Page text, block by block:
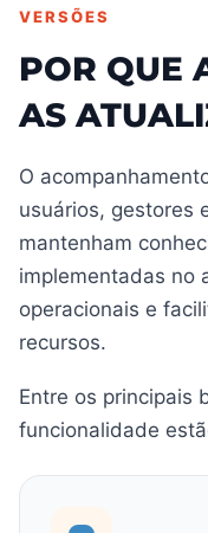
VERSÕES
POR QUE
AS
O
usuários, gestores
mantenham
implementadas no
operacionais e
recursos.
Entre os principais
funcionalidade